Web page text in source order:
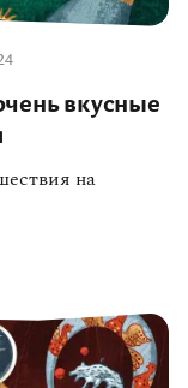
вкусные
на